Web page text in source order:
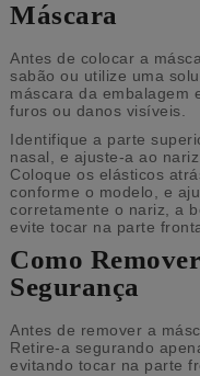
Máscara
Antes de colocar a
sabão ou utilize uma
máscara da embalagem
furos ou danos visíveis.
Identifique a parte
nasal, e ajuste-a ao
Coloque os elásticos
conforme o modelo, e
corretamente o nariz, a
evite tocar na parte
Como
Segurança
Antes de remover a
Retire-a segurando
evitando tocar na parte